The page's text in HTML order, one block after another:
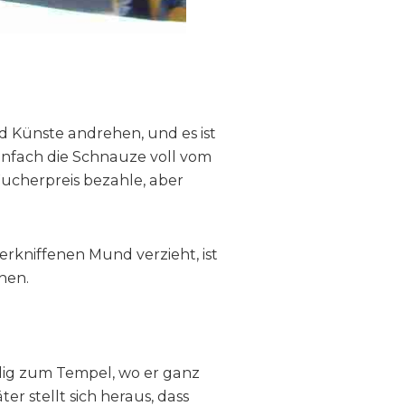
Künste andrehen, und es ist
die Schnauze voll vom
bezahle, aber
Mund verzieht, ist
zum Tempel, wo er ganz
stellt sich heraus, dass